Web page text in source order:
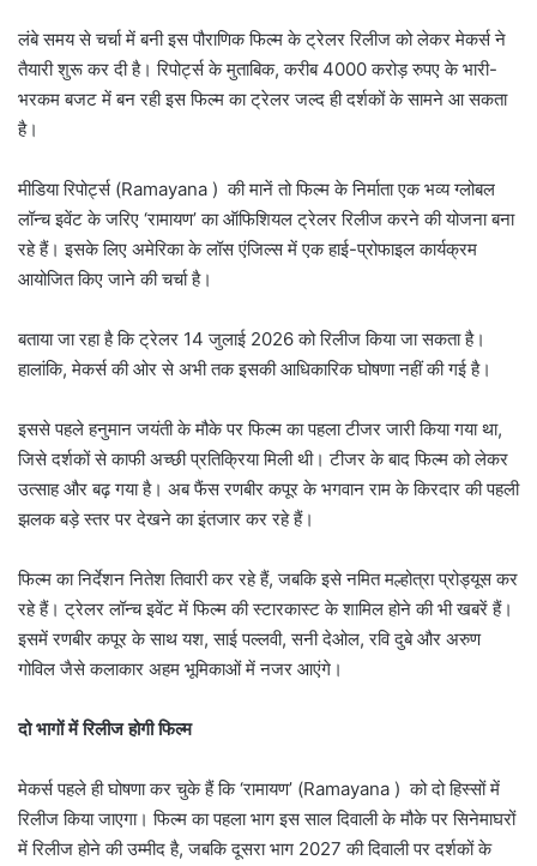
लंबे समय से चर्चा में बनी इस पौराणिक फिल्म के ट्रेलर रिलीज को लेकर मेकर्स ने
तैयारी शुरू कर दी है। रिपोर्ट्स के मुताबिक, करीब 4000 करोड़ रुपए के भारी-
भरकम बजट में बन रही इस फिल्म का ट्रेलर जल्द ही दर्शकों के सामने आ सकता
है।
मीडिया रिपोर्ट्स (Ramayana ) की मानें तो फिल्म के निर्माता एक भव्य ग्लोबल
लॉन्च इवेंट के जरिए ‘रामायण’ का ऑफिशियल ट्रेलर रिलीज करने की योजना बना
रहे हैं। इसके लिए अमेरिका के लॉस एंजिल्स में एक हाई-प्रोफाइल कार्यक्रम
आयोजित किए जाने की चर्चा है।
बताया जा रहा है कि ट्रेलर 14 जुलाई 2026 को रिलीज किया जा सकता है।
हालांकि, मेकर्स की ओर से अभी तक इसकी आधिकारिक घोषणा नहीं की गई है।
इससे पहले हनुमान जयंती के मौके पर फिल्म का पहला टीजर जारी किया गया था,
जिसे दर्शकों से काफी अच्छी प्रतिक्रिया मिली थी। टीजर के बाद फिल्म को लेकर
उत्साह और बढ़ गया है। अब फैंस रणबीर कपूर के भगवान राम के किरदार की पहली
झलक बड़े स्तर पर देखने का इंतजार कर रहे हैं।
फिल्म का निर्देशन नितेश तिवारी कर रहे हैं, जबकि इसे नमित मल्होत्रा प्रोड्यूस कर
रहे हैं। ट्रेलर लॉन्च इवेंट में फिल्म की स्टारकास्ट के शामिल होने की भी खबरें हैं।
इसमें रणबीर कपूर के साथ यश, साई पल्लवी, सनी देओल, रवि दुबे और अरुण
गोविल जैसे कलाकार अहम भूमिकाओं में नजर आएंगे।
दो भागों में रिलीज होगी फिल्म
मेकर्स पहले ही घोषणा कर चुके हैं कि ‘रामायण’ (Ramayana ) को दो हिस्सों में
रिलीज किया जाएगा। फिल्म का पहला भाग इस साल दिवाली के मौके पर सिनेमाघरों
में रिलीज होने की उम्मीद है, जबकि दूसरा भाग 2027 की दिवाली पर दर्शकों के